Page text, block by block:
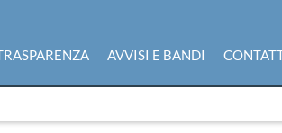
AVVISI E BANDI